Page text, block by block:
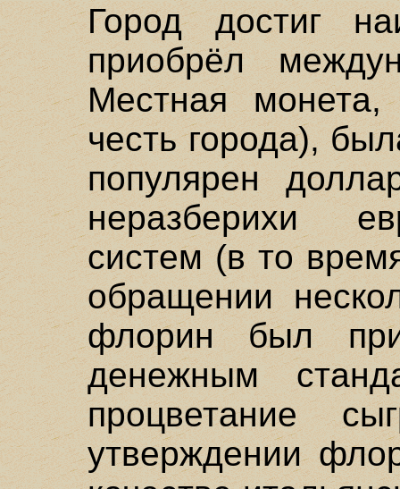
Город достиг
приобрёл
Местная
честь города),
популярен
неразберихи
систем (в то
обращении
флорин был
денежным
процветание
утверждении